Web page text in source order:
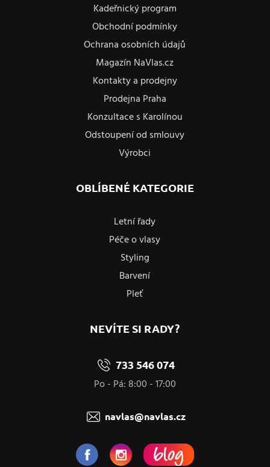
Kadeřnický program
Obchodní podmínky
Ochrana osobních údajů
Magazín NaVlas.cz
Kontakty a prodejny
Prodejna Praha
Konzultace s Karolínou
Odstoupení od smlouvy
Výrobci
OBLÍBENÉ KATEGORIE
Letní řady
Péče o vlasy
Styling
Barvení
Pleť
NEVÍTE SI RADY?
733 546 074
Po - Pá: 8:00 - 17:00
navlas@navlas.cz